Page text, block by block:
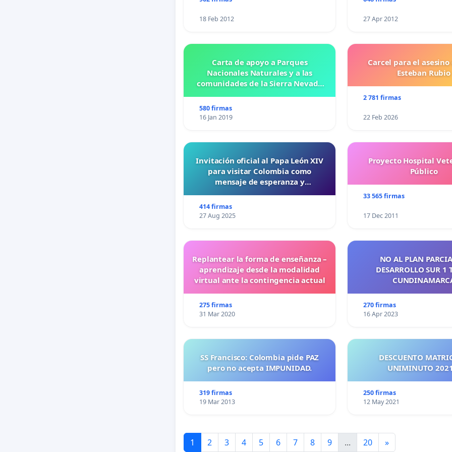
18 Feb 2012 27 Apr 2012
Carta de apoyo a Parques
Nacionales Naturales y a las
comunidades de la Sierra Nevada
580 firmas
16 Jan 2019
Carcel para el asesino
Esteban Rubio
2 781 firmas
22 Feb 2026
Invitación oficial al Papa León XIV
para visitar Colombia como
mensaje de esperanza y
414 firmas
27 Aug 2025
Proyecto Hospital
Público
33 565 firmas
17 Dec 2011
Replantear la forma de enseñanza –
aprendizaje desde la modalidad
virtual ante la contingencia actual
275 firmas
31 Mar 2020
NO AL PLAN
DESARROLLO SUR 1
270 firmas
16 Apr 2023
SS Francisco: Colombia pide PAZ
pero no acepta IMPUNIDAD.
319 firmas
19 Mar 2013
DESCUENTO
250 firmas
12 May 2021
1 2 3 4 5 6 7 8 9 ... 20 »